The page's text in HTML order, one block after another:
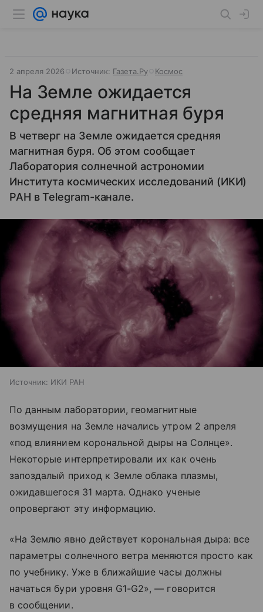
2 апреля 2026 Источник: Газета.Ру Космос
На Земле ожидается
средняя магнитная буря
В четверг на Земле ожидается средняя
магнитная буря. Об этом сообщает
Лаборатория солнечной астрономии
Института космических исследований (ИКИ)
РАН в Telegram-канале.
Источник: ИКИ РАН
По данным лаборатории, геомагнитные
возмущения на Земле начались утром 2 апреля
«под влиянием корональной дыры на Солнце».
Некоторые интерпретировали их как очень
запоздалый приход к Земле облака плазмы,
ожидавшегося 31 марта. Однако ученые
опровергают эту информацию.
«На Землю явно действует корональная дыра: все
параметры солнечного ветра меняются просто как
по учебнику. Уже в ближайшие часы должны
начаться бури уровня G1-G2», — говорится
в сообщении.